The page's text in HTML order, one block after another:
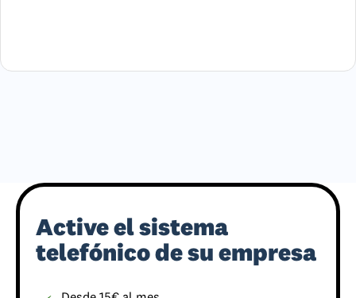
Active el sistema
telefónico de su empresa